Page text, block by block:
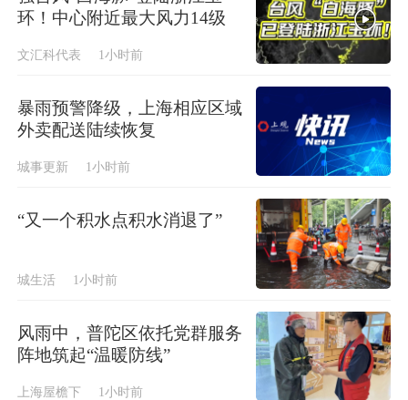
环！中心附近最大风力14级
文汇科代表 1小时前
暴雨预警降级，上海相应区域
外卖配送陆续恢复
城事更新 1小时前
“又一个积水点积水消退了”
城生活 1小时前
风雨中，普陀区依托党群服务
阵地筑起“温暖防线”
上海屋檐下 1小时前